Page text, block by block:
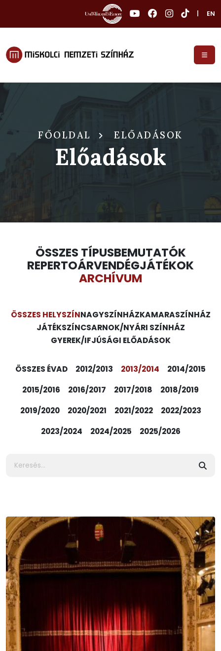
EN
FŐOLDAL ELŐADÁSOK
Előadások
ÖSSZES TÍPUSBEMUTATÓK
REPERTOÁRVENDÉGJÁTÉKOK
ARCHÍVUM
ÖSSZES HELYSZÍNNAGYSZÍNHÁZKAMARASZÍNHÁZ
JÁTÉKSZÍNCSARNOK/NYÁRI SZÍNHÁZ
GYEREK/IFJÚSÁGI ELŐADÁSOK
ÖSSZES ÉVAD 2012/2013 2013/2014
2014/2015
2015/2016
2016/2017 2017/2018
2018/2019
2019/2020
2020/2021 2021/2022
2022/2023
2023/2024
2024/2025 2025/2026